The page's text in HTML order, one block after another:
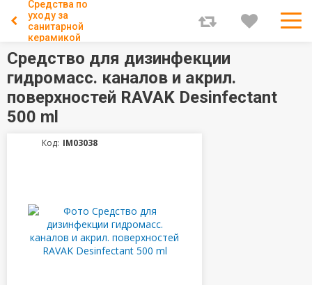
Средства по
уходу за
санитарной
керамикой
Средство для дизинфекции
гидромасс. каналов и акрил.
поверхностей RAVAK Desinfectant
500 ml
Код: IM03038